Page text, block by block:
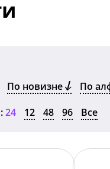
По новизне По
24 12 48 96 Все